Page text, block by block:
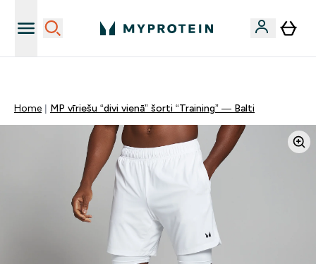
Home MP vīriešu “divi vienā” šorti “Training” — Balti